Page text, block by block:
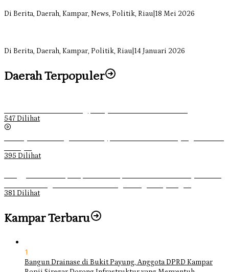
Di Berita, Daerah, Kampar, News, Politik, Riau 18 Mei 2026
Di Berita, Daerah, Kampar, Politik, Riau 14 Januari 2026
Daerah Terpopuler
547 Dilihat
395 Dilihat
381 Dilihat
Kampar Terbaru
1
Bangun Drainase di Bukit Payung, Anggota DPRD Kampar